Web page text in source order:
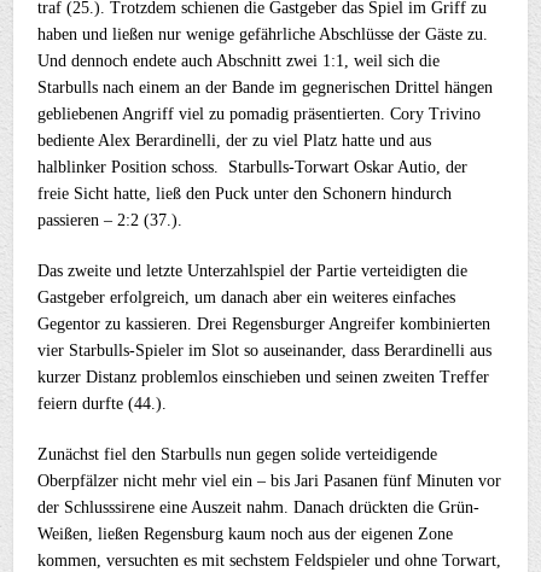
traf (25.). Trotzdem schienen die Gastgeber das Spiel im Griff zu
haben und ließen nur wenige gefährliche Abschlüsse der Gäste zu.
Und dennoch endete auch Abschnitt zwei 1:1, weil sich die
Starbulls nach einem an der Bande im gegnerischen Drittel hängen
gebliebenen Angriff viel zu pomadig präsentierten. Cory Trivino
bediente Alex Berardinelli, der zu viel Platz hatte und aus
halblinker Position schoss. Starbulls-Torwart Oskar Autio, der
freie Sicht hatte, ließ den Puck unter den Schonern hindurch
passieren – 2:2 (37.).
Das zweite und letzte Unterzahlspiel der Partie verteidigten die
Gastgeber erfolgreich, um danach aber ein weiteres einfaches
Gegentor zu kassieren. Drei Regensburger Angreifer kombinierten
vier Starbulls-Spieler im Slot so auseinander, dass Berardinelli aus
kurzer Distanz problemlos einschieben und seinen zweiten Treffer
feiern durfte (44.).
Zunächst fiel den Starbulls nun gegen solide verteidigende
Oberpfälzer nicht mehr viel ein – bis Jari Pasanen fünf Minuten vor
der Schlusssirene eine Auszeit nahm. Danach drückten die Grün-
Weißen, ließen Regensburg kaum noch aus der eigenen Zone
kommen, versuchten es mit sechstem Feldspieler und ohne Torwart,